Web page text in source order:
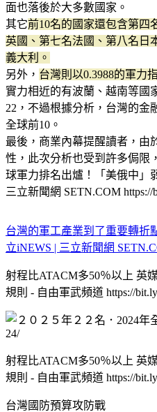
面也落後於大多數國家。
其它前10名的國家還包含第四
英國、第七名法國、第八名日
義大利。
另外， 台灣則以0.3988的軍力
實力相近的有波蘭、越南等國
22，不過根據分析，台灣的金
全球前10。
最後，商業內幕提醒讀者，由
性，此次分析也受到許多侷限
球軍力排名出爐！「美俄中
三立新聞網 SETN.COM https://
台灣的軍工產業到了重要轉
立iNEWS | 三立新聞網
射程比ATACM多50％以上 英
規則 - 自由軍武頻道 https://
射程比ATACM多50％以上 英
規則 - 自由軍武頻道 https://
台灣國防預算攻防戰